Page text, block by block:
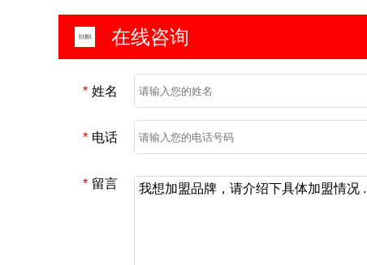
在线咨询
* 姓名
* 电话
* 留言